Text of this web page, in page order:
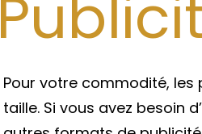
Pour votre commodité,
taille. Si vous avez besoin